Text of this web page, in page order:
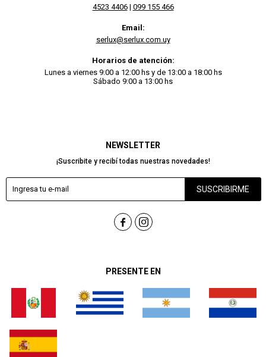
PRESENTE EN
NEWSLETTER
¡Suscribite y recibí todas nuestras novedades!
SUSCRIBIRME
 
4523 4406| 099 155 466
Email:
serlux@serlux.com.uy
Horarios de atención:
Lunes a viernes 9:00 a 12:00 hs y de 13:00 a 18:00 hs
Sábado 9:00 a 13:00 hs